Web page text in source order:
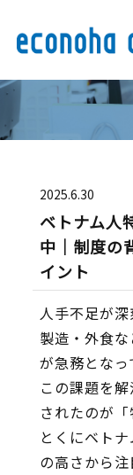
採用情報
お問い合わせ
2025.6.30
ベトナム人
中｜制度の
イント
人手不足が
製造・外食
が急務となっ
この課題を
されたのが「
とくにベト
の高さから